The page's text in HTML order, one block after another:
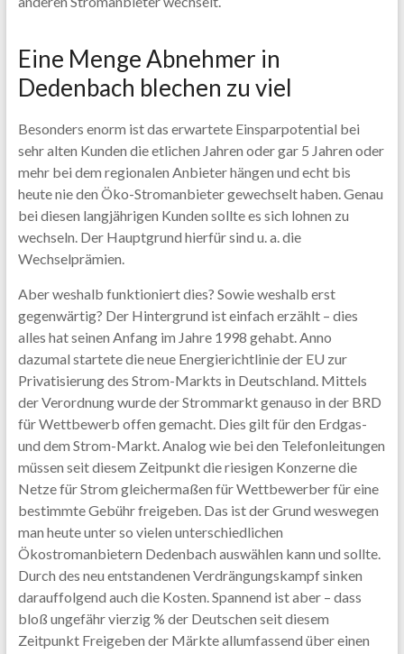
Eine Menge Abnehmer in
Dedenbach blechen zu viel
Besonders enorm ist das erwartete Einsparpotential bei
sehr alten Kunden die etlichen Jahren oder gar 5 Jahren oder
mehr bei dem regionalen Anbieter hängen und echt bis
heute nie den Öko-Stromanbieter gewechselt haben. Genau
bei diesen langjährigen Kunden sollte es sich lohnen zu
wechseln. Der Hauptgrund hierfür sind u. a. die
Wechselprämien.
Aber weshalb funktioniert dies? Sowie weshalb erst
gegenwärtig? Der Hintergrund ist einfach erzählt – dies
alles hat seinen Anfang im Jahre 1998 gehabt. Anno
dazumal startete die neue Energierichtlinie der EU zur
Privatisierung des Strom-Markts in Deutschland. Mittels
der Verordnung wurde der Strommarkt genauso in der BRD
für Wettbewerb offen gemacht. Dies gilt für den Erdgas-
und dem Strom-Markt. Analog wie bei den Telefonleitungen
müssen seit diesem Zeitpunkt die riesigen Konzerne die
Netze für Strom gleichermaßen für Wettbewerber für eine
bestimmte Gebühr freigeben. Das ist der Grund weswegen
man heute unter so vielen unterschiedlichen
Ökostromanbietern Dedenbach auswählen kann und sollte.
Durch des neu entstandenen Verdrängungskampf sinken
darauffolgend auch die Kosten. Spannend ist aber – dass
bloß ungefähr vierzig % der Deutschen seit diesem
Zeitpunkt Freigeben der Märkte allumfassend über einen